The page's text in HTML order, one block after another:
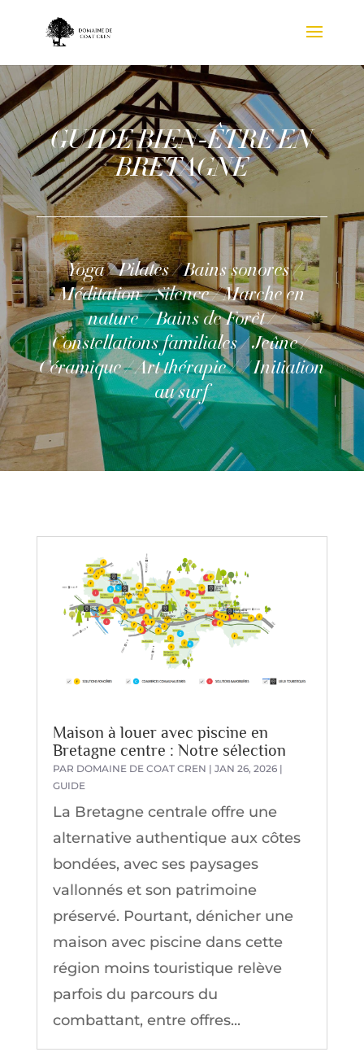
GUIDE BIEN-ÊTRE EN
BRETAGNE
Yoga / Pilates / Bains sonores /
Méditation / Silence / Marche en
nature / Bains de Forêt /
Constellations familiales / Jeûne /
Céramique / Art thérapie / / Initiation
au surf
Maison à louer avec piscine en
Bretagne centre : Notre sélection
PAR DOMAINE DE COAT CREN | JAN 26, 2026|
GUIDE
La Bretagne centrale offre une
alternative authentique aux côtes
bondées, avec ses paysages
vallonnés et son patrimoine
préservé. Pourtant, dénicher une
maison avec piscine dans cette
région moins touristique relève
parfois du parcours du
combattant, entre offres...